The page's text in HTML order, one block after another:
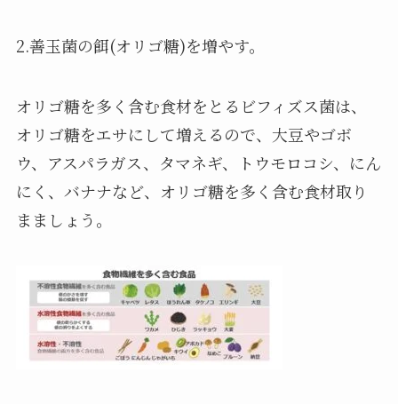
2.善玉菌の餌(オリゴ糖)を増やす。
オリゴ糖を多く含む食材をとるビフィズス菌は、
オリゴ糖をエサにして増えるので、大豆やゴボ
ウ、アスパラガス、タマネギ、トウモロコシ、にん
にく、バナナなど、オリゴ糖を多く含む食材取り
まましょう。